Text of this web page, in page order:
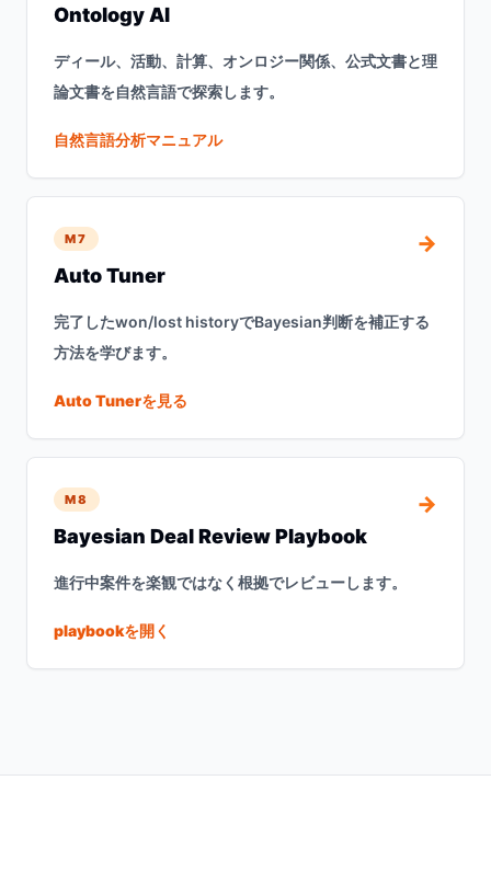
Ontology AI
ディール、活動、計算、オンロジー関係、公式文書と理
論文書を自然言語で探索します。
自然言語分析マニュアル
M7
Auto Tuner
→
完了したwon/lost historyでBayesian判断を補正する
方法を学びます。
Auto Tunerを見る
M8
Bayesian Deal Review Playbook
→
進行中案件を楽観ではなく根拠でレビューします。
playbookを開く